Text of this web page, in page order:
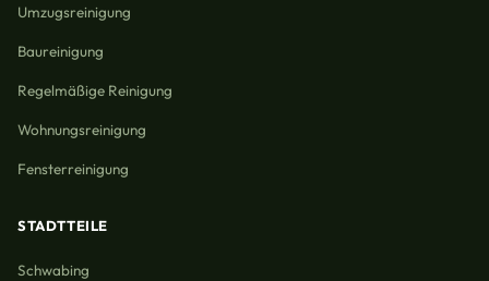
Umzugsreinigung
Baureinigung
Regelmäßige Reinigung
Wohnungsreinigung
Fensterreinigung
STADTTEILE
Schwabing